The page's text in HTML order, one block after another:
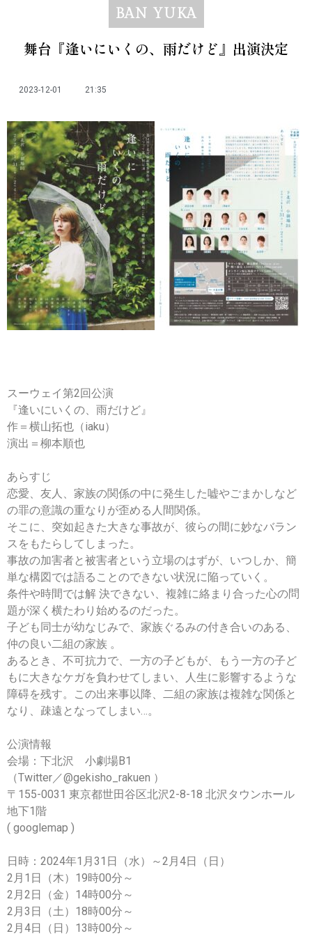
BAN YUKA
舞台『逢いにいくの、雨だけど』出演決定
2023-12-01 21:35
スーウェイ第2回公演
『逢いにいくの、雨だけど』
作＝横山拓也（iaku）
演出＝柳本順也
あらすじ
恋愛、友人、家族の関係の中に発生した嘘やごまかしなど
の罪の意識の重なりが歪める人間関係。
そこに、突如起きた大きな事故が、彼らの間に妙なバラン
スをもたらしてしまった。
事故の加害者と被害者という立場のはずが、いつしか、簡
単な構図では語ることのできない状況に陥っていく。
条件や時間では解 決できない、複雑に絡まり合った心の問
題が深く横たわり始めるのだった。
子ども同士が幼なじみで、家族ぐるみの付き合いのある、
仲の良い二組の家族 。
あるとき、不可抗力で、一方の子どもが、もう一方の子ど
もに大きなケガを負わせてしまい、人生に影響するような
障碍を残す。この出来事以降、二組の家族は複雑な関係と
なり、疎遠となってしまい…。
公演情報
会場：下北沢 小劇場B1
（Twitter／@gekisho_rakuen ）
〒155-0031 東京都世田谷区北沢2-8-18 北沢タウンホール
地下1階
( googlemap )
日時：2024年1月31日（水）～2月4日（日）
2月1日（木）19時00分～
2月2日（金）14時00分～
2月3日（土）18時00分～
2月4日（日）13時00分～